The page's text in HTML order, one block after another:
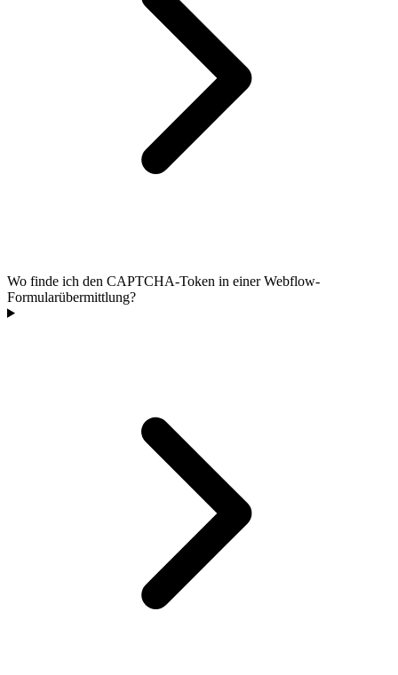
Wo finde ich den CAPTCHA-Token in einer Webflow-
Formularübermittlung?